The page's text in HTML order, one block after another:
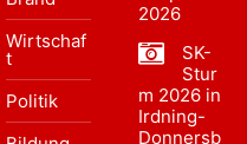
Wirtschaf
t
Politik
2026
SK-
Stur
m 2026 in
Irdning-
Donnersb